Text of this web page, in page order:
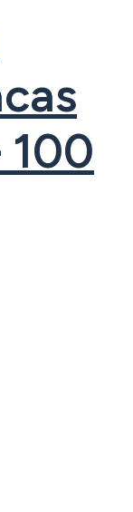
100